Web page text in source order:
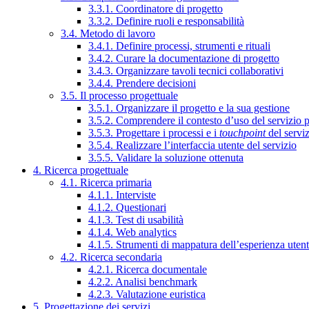
3.3.1. Coordinatore di progetto
3.3.2. Definire ruoli e responsabilità
3.4. Metodo di lavoro
3.4.1. Definire processi, strumenti e rituali
3.4.2. Curare la documentazione di progetto
3.4.3. Organizzare tavoli tecnici collaborativi
3.4.4. Prendere decisioni
3.5. Il processo progettuale
3.5.1. Organizzare il progetto e la sua gestione
3.5.2. Comprendere il contesto d’uso del servizio
3.5.3. Progettare i processi e i touchpointdel
3.5.4. Realizzare l’interfaccia utente del servizio
3.5.5. Validare la soluzione ottenuta
4. Ricerca progettuale
4.1. Ricerca primaria
4.1.1. Interviste
4.1.2. Questionari
4.1.3. Test di usabilità
4.1.4. Web analytics
4.1.5. Strumenti di mappatura dell’esperienza
4.2. Ricerca secondaria
4.2.1. Ricerca documentale
4.2.2. Analisi benchmark
4.2.3. Valutazione euristica
5. Progettazione dei servizi